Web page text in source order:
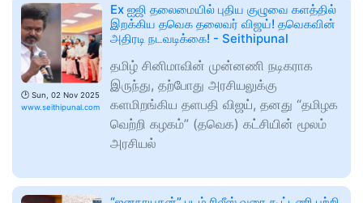
🕑 Sun, 02 Nov 2025
www.seithipunal.com
Ex ஐஜி தலைமையில் புதிய குழுவை களத்தில்
இறக்கிய தவெக தலைவர் விஜய்! தவெகவின்
அதிரடி நடவடிக்கை! - Seithipunal
தமிழ் சினிமாவின் முன்னணி நடிகராக
இருந்து, தற்போது அரசியலுக்கு
களமிறங்கிய தளபதி விஜய், தனது “தமிழக
வெற்றி கழகம்” (தவெக) கட்சியின் மூலம்
அரசியல்